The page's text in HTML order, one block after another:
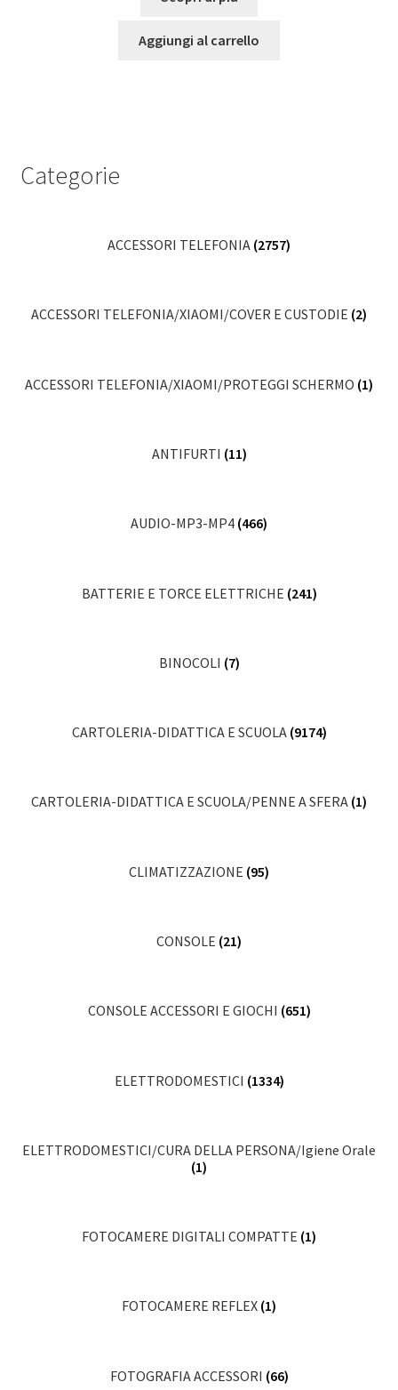
Aggiungi al carrello
Categorie
ACCESSORI TELEFONIA (2757)
ACCESSORI TELEFONIA/XIAOMI/COVER E CUSTODIE (2)
ACCESSORI TELEFONIA/XIAOMI/PROTEGGI SCHERMO (1)
ANTIFURTI (11)
AUDIO-MP3-MP4 (466)
BATTERIE E TORCE ELETTRICHE (241)
BINOCOLI (7)
CARTOLERIA-DIDATTICA E SCUOLA (9174)
CARTOLERIA-DIDATTICA E SCUOLA/PENNE A SFERA (1)
CLIMATIZZAZIONE (95)
CONSOLE (21)
CONSOLE ACCESSORI E GIOCHI (651)
ELETTRODOMESTICI (1334)
ELETTRODOMESTICI/CURA DELLA PERSONA/Igiene Orale
(1)
FOTOCAMERE DIGITALI COMPATTE (1)
FOTOCAMERE REFLEX (1)
FOTOGRAFIA ACCESSORI (66)